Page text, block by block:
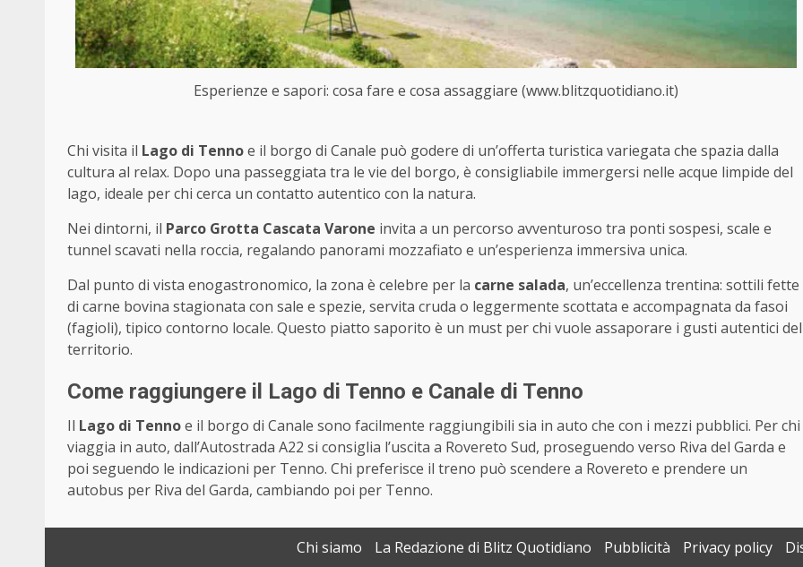
Esperienze e sapori: cosa fare e cosa assaggiare (www.blitzquotidiano.it)
Chi visita il Lago di Tennoe il borgo di Canale può godere di un’offerta turistica variegata che spazia dalla
cultura al relax. Dopo una passeggiata tra le vie del borgo, è consigliabile immergersi nelle acque limpide del
lago, ideale per chi cerca un contatto autentico con la natura.
Nei dintorni, il Parco Grotta Cascata Varone invita a un percorso avventuroso tra ponti sospesi, scale e
tunnel scavati nella roccia, regalando panorami mozzafiato e un’esperienza immersiva unica.
Dal punto di vista enogastronomico, la zona è celebre per la carne salada, un’eccellenza trentina: sottili fette
di carne bovina stagionata con sale e spezie, servita cruda o leggermente scottata e accompagnata da fasoi
(fagioli), tipico contorno locale. Questo piatto saporito è un must per chi vuole assaporare i gusti autentici del
territorio.
Come raggiungere il Lago di Tenno e Canale di Tenno
Il Lago di Tennoe il borgo di Canale sono facilmente raggiungibili sia in auto che con i mezzi pubblici. Per chi
viaggia in auto, dall’Autostrada A22 si consiglia l’uscita a Rovereto Sud, proseguendo verso Riva del Garda e
poi seguendo le indicazioni per Tenno. Chi preferisce il treno può scendere a Rovereto e prendere un
autobus per Riva del Garda, cambiando poi per Tenno.
Chi siamo La Redazione di Blitz Quotidiano Pubblicità Privacy policy